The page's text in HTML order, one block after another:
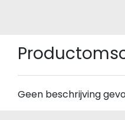
Geen beschrijving